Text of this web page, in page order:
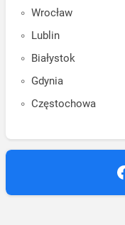
Wrocław
Lublin
Białystok
Gdynia
Częstochowa